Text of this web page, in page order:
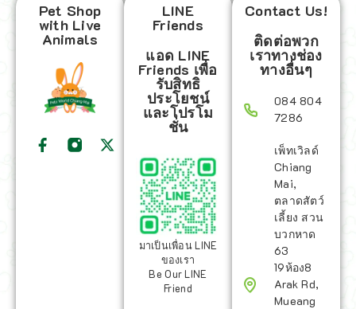
Pet Shop
with Live
Animals
LINE
Friends
แอด LINE
Friends เพื่อ
รับสิทธิ
ประโยชน์
และโปรโม
ชั่น
มาเป็นเพื่อน LINE
ของเรา
Be Our LINE
Friend
Contact Us!
ติดต่อพวก
เราทางช่อง
ทางอื่นๆ
084 804
7286
เพ็ทเวิลด์
Chiang
Mai,
ตลาดสัตว์
เลี้ยง สวน
บวกหาด
63
19ห้อง8
Arak Rd,
Mueang